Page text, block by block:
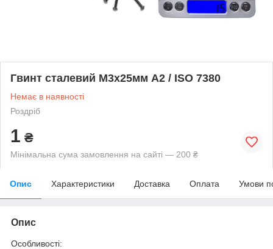
Гвинт сталевий M3x25мм A2 / ISO 7380
Немає в наявності
Роздріб
1 ₴
Мінімальна сума замовлення на сайті — 200 ₴
Опис Характеристики Доставка Оплата Умови
Опис
Особливості: